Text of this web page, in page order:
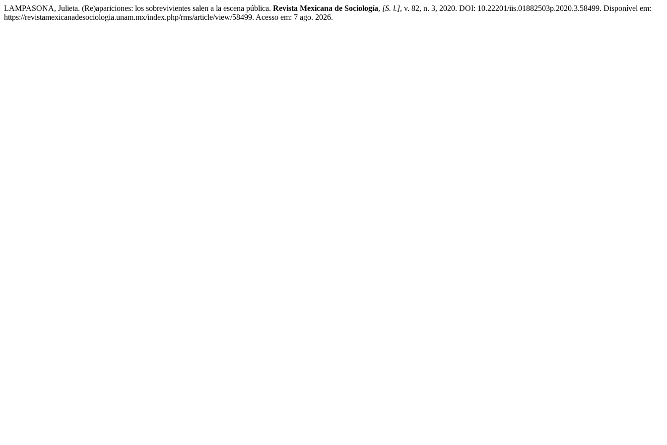
LAMPASONA, Julieta. (Re)apariciones: los sobrevivientes salen a la escena pública. Revista Mexicana de Sociología, [S. l.], v. 82, n. 3, 2020. DOI: 10.22201/iis.01882503p.2020.3.58499. Disponível em:
https://revistamexicanadesociologia.unam.mx/index.php/rms/article/view/58499. Acesso em: 7 ago. 2026.